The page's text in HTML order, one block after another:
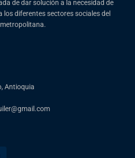
de dar solución a la necesidad de
los diferentes sectores sociales del
Antioquia